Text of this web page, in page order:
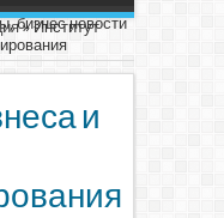
бизнес новости
»Институт
и